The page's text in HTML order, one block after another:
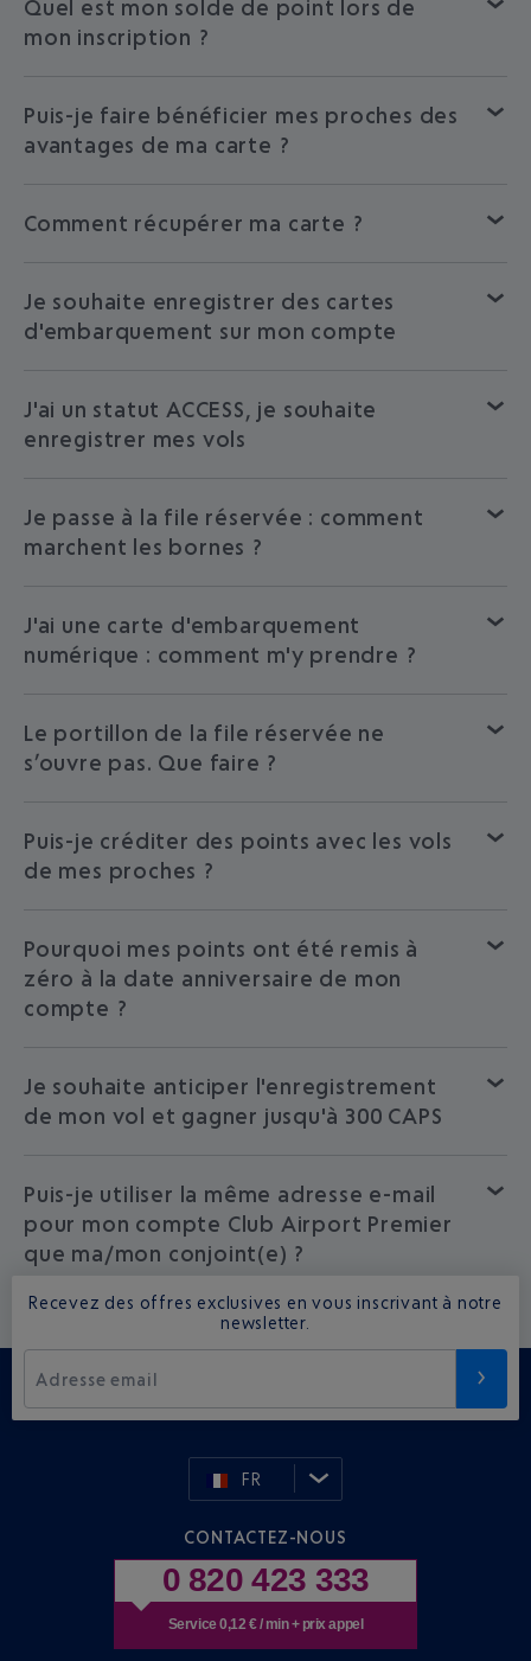
Quel est mon solde de point lors de
mon inscription ?
Puis-je faire bénéficier mes proches des
avantages de ma carte ?
Comment récupérer ma carte ?
Je souhaite enregistrer des cartes
d'embarquement sur mon compte
J'ai un statut ACCESS, je souhaite
enregistrer mes vols
Je passe à la file réservée : comment
marchent les bornes ?
J'ai une carte d'embarquement
numérique : comment m'y prendre ?
Le portillon de la file réservée ne
s’ouvre pas. Que faire ?
Puis-je créditer des points avec les vols
de mes proches ?
Pourquoi mes points ont été remis à
zéro à la date anniversaire de mon
compte ?
Je souhaite anticiper l'enregistrement
de mon vol et gagner jusqu'à 300 CAPS
Puis-je utiliser la même adresse e-mail
pour mon compte Club Airport Premier
que ma/mon conjoint(e) ?
Recevez des offres exclusives en vous inscrivant à notre
newsletter.
Adresse email
FR
CONTACTEZ-NOUS
0 820 423 333
Service 0,12 € / min + prix appel